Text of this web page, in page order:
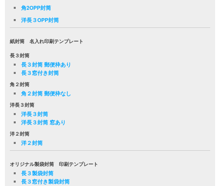
角2OPP封筒
洋長３OPP封筒
紙封筒 名入れ印刷テンプレート
長３封筒
長３封筒 郵便枠あり
長３窓付き封筒
角２封筒
角２封筒 郵便枠なし
洋長３封筒
洋長３封筒
洋長３封筒 窓あり
洋２封筒
洋２封筒
オリジナル製袋封筒 印刷テンプレート
長３製袋封筒
長３窓付き製袋封筒